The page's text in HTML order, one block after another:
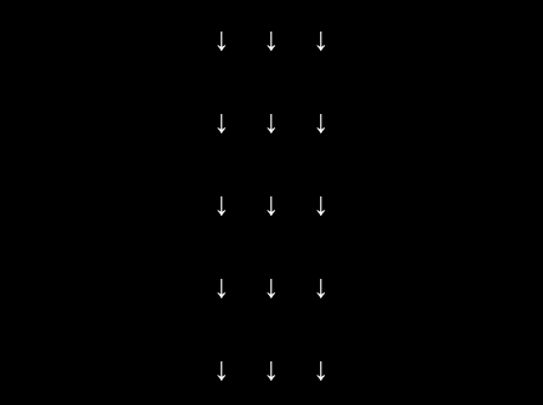
↓ ↓ ↓
↓ ↓ ↓
↓ ↓ ↓
↓ ↓ ↓
↓ ↓ ↓